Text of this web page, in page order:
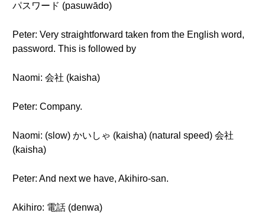
パスワード (pasuwādo)
Peter: Very straightforward taken from the English word,
password. This is followed by
Naomi: 会社 (kaisha)
Peter: Company.
Naomi: (slow) かいしゃ (kaisha) (natural speed) 会社
(kaisha)
Peter: And next we have, Akihiro-san.
Akihiro: 電話 (denwa)